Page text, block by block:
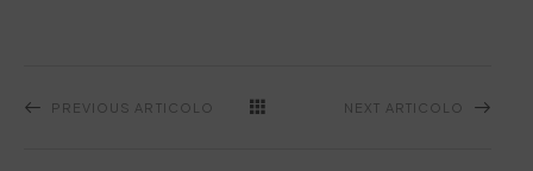
PREVIOUS ARTICOLO NEXT ARTICOLO